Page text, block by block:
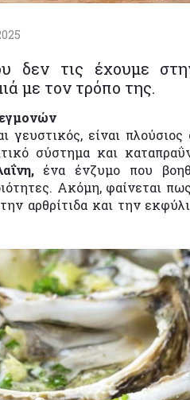
δεν τις έχουμε
με τον τρόπο της.
γευστικός, είναι πλούσιος
σύστημα και
ένα ένζυμο που
Ακόμη, φαίνεται
αρθρίτιδα και την